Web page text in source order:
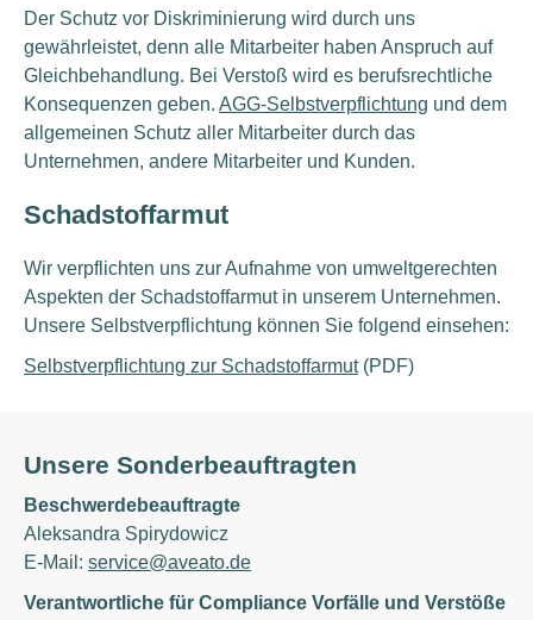
Der Schutz vor Diskriminierung wird durch uns
gewährleistet, denn alle Mitarbeiter haben Anspruch auf
Gleichbehandlung. Bei Verstoß wird es berufsrechtliche
Konsequenzen geben. AGG-Selbstverpflichtung und dem
allgemeinen Schutz aller Mitarbeiter durch das
Unternehmen, andere Mitarbeiter und Kunden.
Schadstoffarmut
Wir verpflichten uns zur Aufnahme von umweltgerechten
Aspekten der Schadstoffarmut in unserem Unternehmen.
Unsere Selbstverpflichtung können Sie folgend einsehen:
Selbstverpflichtung zur Schadstoffarmut(PDF)
Unsere Sonderbeauftragten
Beschwerdebeauftragte
Aleksandra Spirydowicz
E-Mail: service@aveato.de
Verantwortliche für Compliance Vorfälle und Verstöße